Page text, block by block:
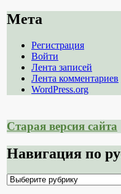
Мета
Регистрация
Войти
Лента записей
Лента комментариев
WordPress.org
Старая версия сайта
Навигация по
Навигация